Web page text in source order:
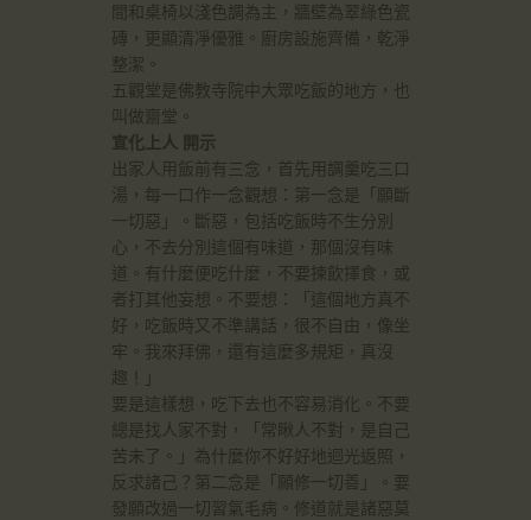
間和桌椅以淺色調為主，牆壁為翠綠色瓷
磚，更顯清凈優雅。廚房設施齊備，乾淨
整潔。
五觀堂是佛教寺院中大眾吃飯的地方，也
叫做齋堂。
宣化上人 開示
出家人用飯前有三念，首先用調羹吃三口
湯，每一口作一念觀想：第一念是「願斷
一切惡」。斷惡，包括吃飯時不生分別
心，不去分別這個有味道，那個沒有味
道。有什麼便吃什麼，不要揀飲擇食，或
者打其他妄想。不要想：「這個地方真不
好，吃飯時又不準講話，很不自由，像坐
牢。我來拜佛，還有這麼多規矩，真沒
趣！」
要是這樣想，吃下去也不容易消化。不要
總是找人家不對，「常瞅人不對，是自己
苦未了。」為什麼你不好好地迴光返照，
反求諸己？第二念是「願修一切善」。要
發願改過一切習氣毛病。修道就是諸惡莫